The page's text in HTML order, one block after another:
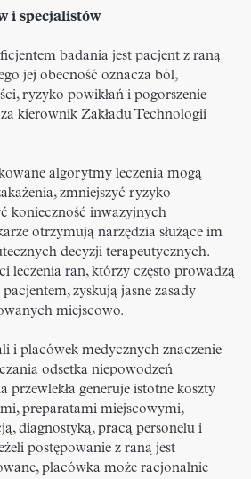
i specjalistów
badania jest pacjent z raną
jej obecność oznacza ból,
ryzyko powikłań i pogorszenie
kierownik Zakładu Technologii
algorytmy leczenia mogą
zmniejszyć ryzyko
konieczność inwazyjnych
otrzymują narzędzia służące im
decyzji terapeutycznych.
leczenia ran, którzy często prowadzą
zyskują jasne zasady
miejscowo.
i placówek medycznych znaczenie
odsetka niepowodzeń
przewlekła generuje istotne koszty
preparatami miejscowymi,
diagnostyką, pracą personelu i
postępowanie z raną jest
placówka może racjonalnie